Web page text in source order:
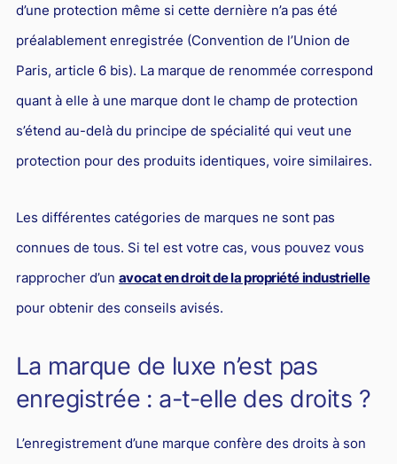
Transmission d'entreprise et avocat
Gestion des crises
Responsabilité Sociétale des Entreprises (R.S.E)
Hôtellerie et restauration
Droit commercial
Énergie
Droit de la concurrence
Responsabilité civile
Droit bancaire
Jurisprudences et actualités
Droit de la réparation et du dommage corporel
d’une protection même si cette dernière n’a pas été
préalablement enregistrée (Convention de l’Union de
Paris, article 6 bis). La marque de renommée correspond
quant à elle à une marque dont le champ de protection
s’étend au-delà du principe de spécialité qui veut une
protection pour des produits identiques, voire similaires.
Les différentes catégories de marques ne sont pas
connues de tous. Si tel est votre cas, vous pouvez vous
rapprocher d’un avocat en droit de la propriété industrielle
pour obtenir des conseils avisés.
La marque de luxe n’est pas
enregistrée : a-t-elle des droits ?
L’enregistrement d’une marque confère des droits à son